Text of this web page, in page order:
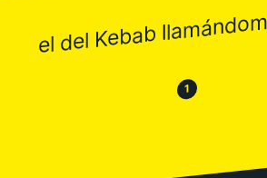
el del Kebab
😒 1 😂